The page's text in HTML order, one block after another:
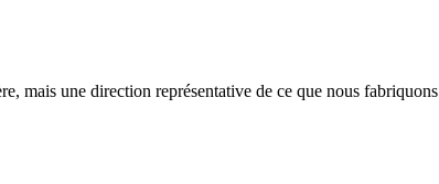
mais une direction représentative de ce que nous